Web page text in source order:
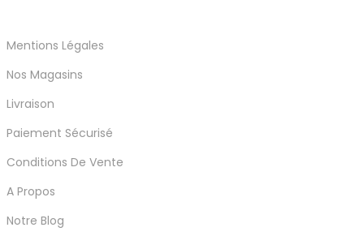
Mentions Légales
Nos Magasins
Livraison
Paiement Sécurisé
Conditions De Vente
A Propos
Notre Blog